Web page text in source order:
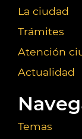
La ciudad
Trámites
Atención
Actualidad
Temas